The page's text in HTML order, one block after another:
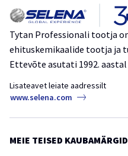
Meie kohta
Tihendusmassid
Kattematerjalid
Teibid, kiled ja membraanid
Keemilised ankrud
Mördisegud
Kaitse- ja puhastusained
Tytan Professionali tootja
ehituskemikaalide tootja ja
Ettevõte asutati 1992. aastal
Lisateavet leiate aadressilt
www.selena.com
MEIE TEISED KAUBAMÄRGID